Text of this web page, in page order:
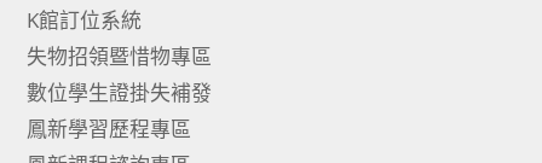
K館訂位系統
失物招領暨惜物專區
數位學生證掛失補發
鳳新學習歷程專區